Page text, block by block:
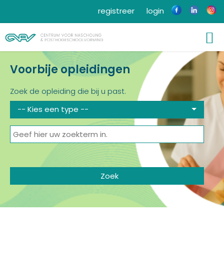
login
registreer
Voorbije opleidingen
Zoek de opleiding die bij u past.
-- Kies een type --